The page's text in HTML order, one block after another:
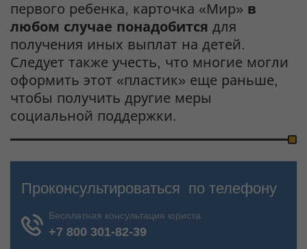
первого ребенка, карточка «Мир» в
любом случае понадобится для
получения иных выплат на детей.
Следует также учесть, что многие могли
оформить этот «пластик» еще раньше,
чтобы получить другие меры
социальной поддержки.